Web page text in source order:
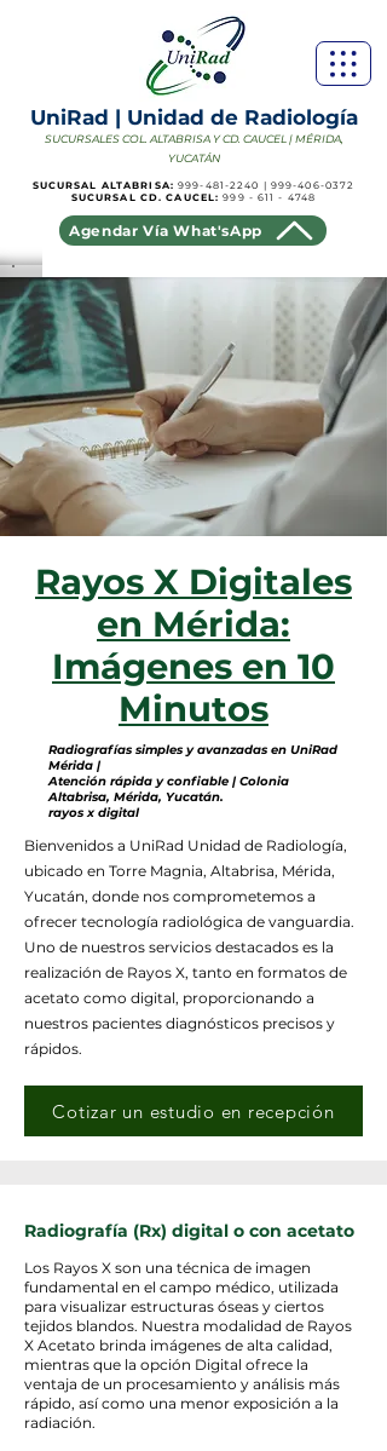
SUCURSAL ALTABRISA:999-481-2240 | 999-406-0372
SUCURSAL CD. CAUCEL:999 - 611 - 4748
UniRad | Unidad de Radiología
SUCURSALES COL. ALTABRISA Y CD. CAUCEL | MÉRIDA,
YUCATÁN
Agendar Vía What'sApp
Rayos X Digitales
en Mérida:
Imágenes en 10
Minutos
Radiografías simples y avanzadas en UniRad
Mérida |
Atención rápida y confiable | Colonia
Altabrisa, Mérida, Yucatán.
rayos x digital
Bienvenidos a UniRad Unidad de Radiología,
ubicado en Torre Magnia, Altabrisa, Mérida,
Yucatán, donde nos comprometemos a
ofrecer tecnología radiológica de vanguardia.
Uno de nuestros servicios destacados es la
realización de Rayos X, tanto en formatos de
acetato como digital, proporcionando a
nuestros pacientes diagnósticos precisos y
rápidos.
Cotizar un estudio en recepción
Radiografía (Rx) digital o con acetato
Los Rayos X son una técnica de imagen
fundamental en el campo médico, utilizada
para visualizar estructuras óseas y ciertos
tejidos blandos. Nuestra modalidad de Rayos
X Acetato brinda imágenes de alta calidad,
mientras que la opción Digital ofrece la
ventaja de un procesamiento y análisis más
rápido, así como una menor exposición a la
radiación.